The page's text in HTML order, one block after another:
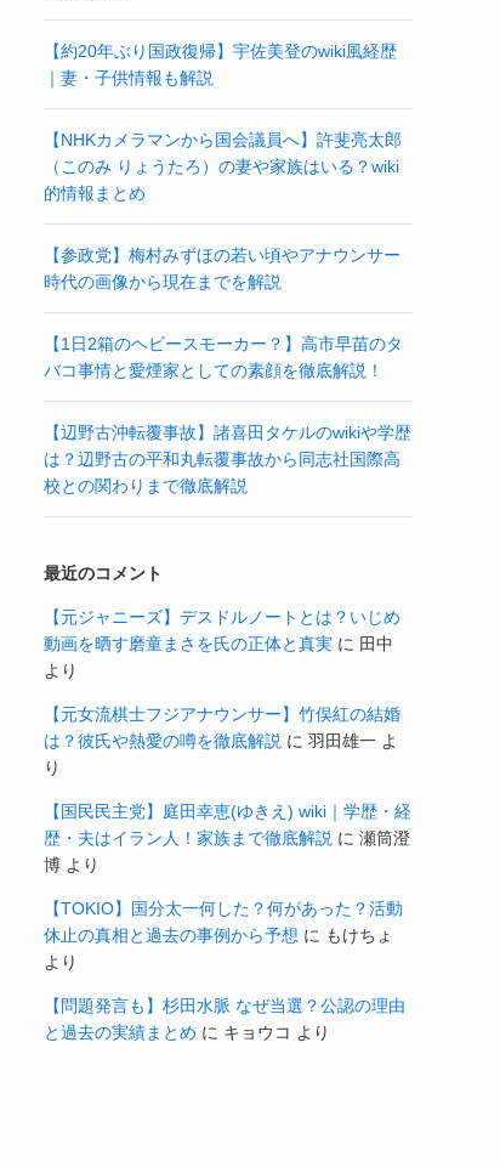
【約20年ぶり国政復帰】宇佐美登のwiki風経歴
｜妻・子供情報も解説
【NHKカメラマンから国会議員へ】許斐亮太郎
（このみ りょうたろ）の妻や家族はいる？wiki
的情報まとめ
【参政党】梅村みずほの若い頃やアナウンサー
時代の画像から現在までを解説
【1日2箱のヘビースモーカー？】高市早苗のタ
バコ事情と愛煙家としての素顔を徹底解説！
【辺野古沖転覆事故】諸喜田タケルのwikiや学歴
は？辺野古の平和丸転覆事故から同志社国際高
校との関わりまで徹底解説
最近のコメント
【元ジャニーズ】デスドルノートとは？いじめ
動画を晒す磨童まさを氏の正体と真実 に 田中
より
【元女流棋士フジアナウンサー】竹俣紅の結婚
は？彼氏や熱愛の噂を徹底解説 に 羽田雄一 よ
り
【国民民主党】庭田幸恵(ゆきえ) wiki｜学歴・経
歴・夫はイラン人！家族まで徹底解説 に 瀬筒澄
博 より
【TOKIO】国分太一何した？何があった？活動
休止の真相と過去の事例から予想 に もけちょ
より
【問題発言も】杉田水脈 なぜ当選？公認の理由
と過去の実績まとめ に キョウコ より